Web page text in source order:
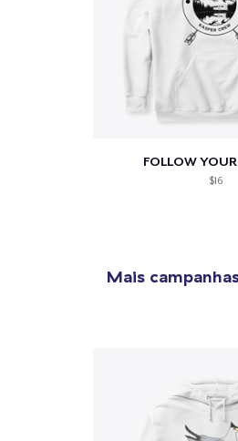
FOLLOW
$16
Mais